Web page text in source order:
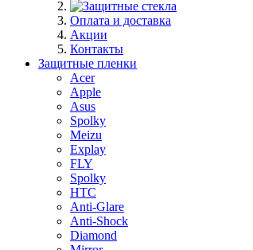
Оплата и доставка
Акции
Контакты
Защитные пленки
Acer
Apple
Asus
Spolky
Meizu
Explay
FLY
Spolky
HTC
Anti-Glare
Anti-Shock
Diamond